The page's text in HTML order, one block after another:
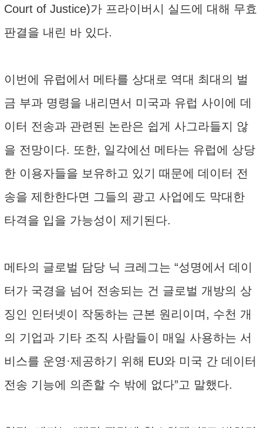
Court of Justice)가 프라이버시 실드에 대해 무효
판결을 내린 바 있다.
이번에 유럽에서 메타를 상대로 역대 최대의 벌
금 부과 명령을 내리면서 미국과 유럽 사이에 데
이터 전송과 관련된 논란은 쉽게 사그라들지 않
을 전망이다. 또한, 일각에선 메타는 유럽에 상당
한 이용자들을 보유하고 있기 때문에 데이터 전
송을 제한한다면 그들의 광고 사업에도 막대한
타격을 입을 가능성이 제기된다.
메타의 글로벌 담당 닉 크레그는 “성명에서 데이
터가 국경을 넘어 전송되는 건 글로벌 개방의 상
징인 인터넷이 작동하는 근본 원리이며, 수천 개
의 기업과 기타 조직 사람들이 매일 사용하는 서
비스를 운영·제공하기 위해 EU와 미국 간 데이터
전송 기능에 의존할 수 밖에 없다”고 말했다.